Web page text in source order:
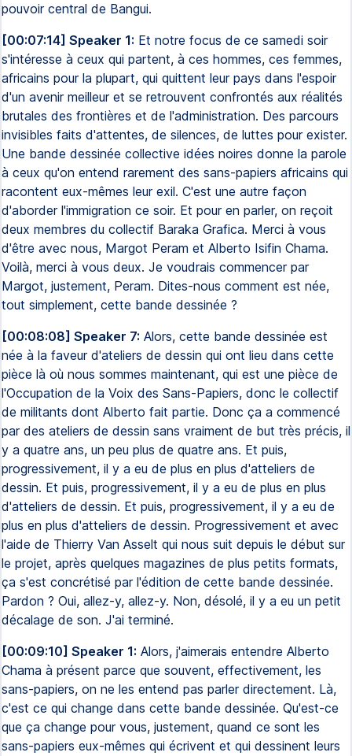
pouvoir central de Bangui.
[00:07:14] Speaker 1: Et notre focus de ce samedi soir
s'intéresse à ceux qui partent, à ces hommes, ces femmes,
africains pour la plupart, qui quittent leur pays dans l'espoir
d'un avenir meilleur et se retrouvent confrontés aux réalités
brutales des frontières et de l'administration. Des parcours
invisibles faits d'attentes, de silences, de luttes pour exister.
Une bande dessinée collective idées noires donne la parole
à ceux qu'on entend rarement des sans-papiers africains qui
racontent eux-mêmes leur exil. C'est une autre façon
d'aborder l'immigration ce soir. Et pour en parler, on reçoit
deux membres du collectif Baraka Grafica. Merci à vous
d'être avec nous, Margot Peram et Alberto Isifin Chama.
Voilà, merci à vous deux. Je voudrais commencer par
Margot, justement, Peram. Dites-nous comment est née,
tout simplement, cette bande dessinée ?
[00:08:08] Speaker 7: Alors, cette bande dessinée est
née à la faveur d'ateliers de dessin qui ont lieu dans cette
pièce là où nous sommes maintenant, qui est une pièce de
l'Occupation de la Voix des Sans-Papiers, donc le collectif
de militants dont Alberto fait partie. Donc ça a commencé
par des ateliers de dessin sans vraiment de but très précis, il
y a quatre ans, un peu plus de quatre ans. Et puis,
progressivement, il y a eu de plus en plus d'atteliers de
dessin. Et puis, progressivement, il y a eu de plus en plus
d'atteliers de dessin. Et puis, progressivement, il y a eu de
plus en plus d'atteliers de dessin. Progressivement et avec
l'aide de Thierry Van Asselt qui nous suit depuis le début sur
le projet, après quelques magazines de plus petits formats,
ça s'est concrétisé par l'édition de cette bande dessinée.
Pardon ? Oui, allez-y, allez-y. Non, désolé, il y a eu un petit
décalage de son. J'ai terminé.
[00:09:10] Speaker 1: Alors, j'aimerais entendre Alberto
Chama à présent parce que souvent, effectivement, les
sans-papiers, on ne les entend pas parler directement. Là,
c'est ce qui change dans cette bande dessinée. Qu'est-ce
que ça change pour vous, justement, quand ce sont les
sans-papiers eux-mêmes qui écrivent et qui dessinent leurs